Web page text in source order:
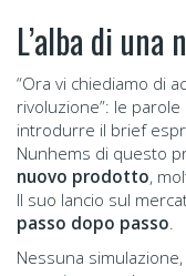
L’alba di
“Ora vi chiediamo di
rivoluzione”: le
introdurre il brief
Nunhems di questo
nuovo prodotto,
Il suo lancio sul
passo dopo passo.
Nessuna